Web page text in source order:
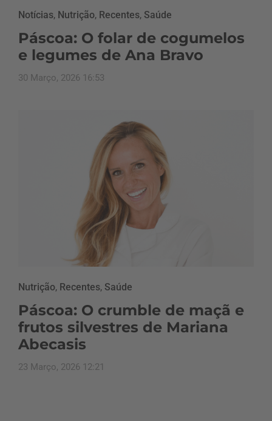
Notícias, Nutrição, Recentes, Saúde
Páscoa: O folar de cogumelos
e legumes de Ana Bravo
30 Março, 2026 16:53
Nutrição, Recentes, Saúde
Páscoa: O crumble de maçã e
frutos silvestres de Mariana
Abecasis
23 Março, 2026 12:21